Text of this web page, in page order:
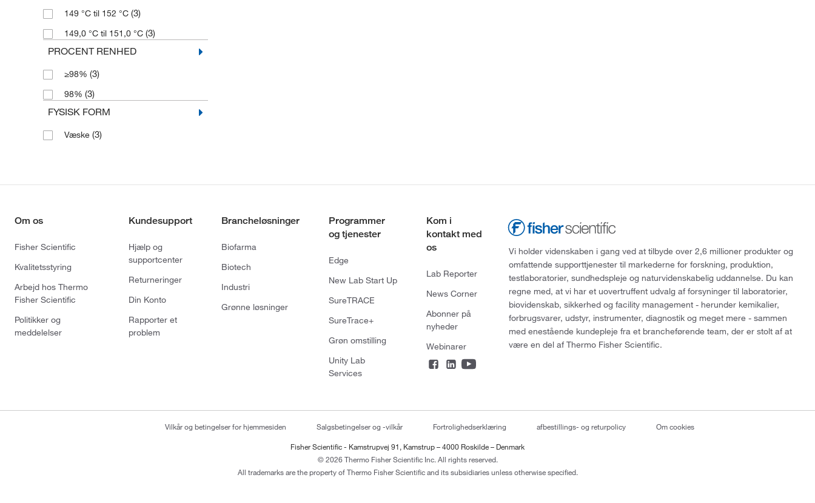
149 °C til 152 °C (3)
149,0 °C til 151,0 °C (3)
PROCENT RENHED
≥98% (3)
98% (3)
FYSISK FORM
Væske (3)
Om os
Fisher Scientific
Kvalitetsstyring
Arbejd hos Thermo
Fisher Scientific
Politikker og
meddelelser
Kundesupport
Hjælp og
supportcenter
Returneringer
Din Konto
Rapporter et
problem
Brancheløsninger
Biofarma
Biotech
Industri
Grønne løsninger
Programmer
og tjenester
Edge
New Lab Start Up
SureTRACE
SureTrace+
Grøn omstilling
Unity Lab
Services
Kom i
kontakt med
os
Lab Reporter
News Corner
Abonner på
nyheder
Webinarer
Vi holder videnskaben i gang ved at tilbyde over 2,6 millioner produkter og
omfattende supporttjenester til markederne for forskning, produktion,
testlaboratorier, sundhedspleje og naturvidenskabelig uddannelse. Du kan
regne med, at vi har et uovertruffent udvalg af forsyninger til laboratorier,
biovidenskab, sikkerhed og facility management - herunder kemikalier,
forbrugsvarer, udstyr, instrumenter, diagnostik og meget mere - sammen
med enestående kundepleje fra et brancheførende team, der er stolt af at
være en del af Thermo Fisher Scientific.
Vilkår og betingelser for hjemmesiden Salgsbetingelser og -vilkår Fortrolighedserklæring afbestillings- og returpolicy Om cookies
Fisher Scientific - Kamstrupvej 91, Kamstrup – 4000 Roskilde – Denmark
© 2026 Thermo Fisher Scientific Inc. All rights reserved.
All trademarks are the property of Thermo Fisher Scientific and its subsidiaries unless otherwise specified.